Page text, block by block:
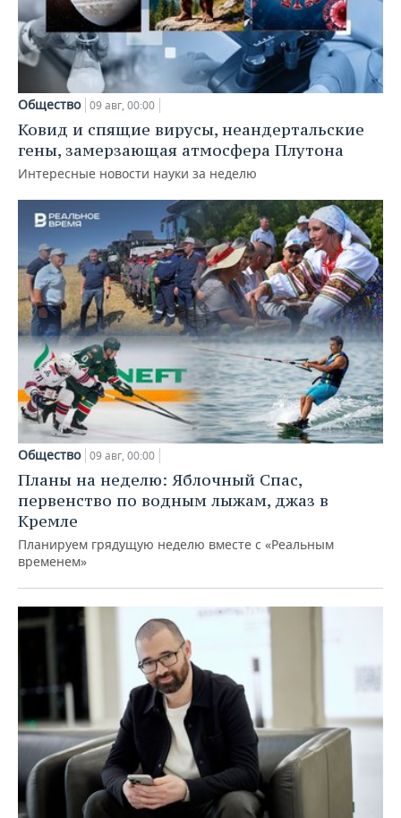
Общество 09 авг, 00:00
Ковид и спящие вирусы, неандертальские
гены, замерзающая атмосфера Плутона
Интересные новости науки за неделю
Общество 09 авг, 00:00
Планы на неделю: Яблочный Спас,
первенство по водным лыжам, джаз в
Кремле
Планируем грядущую неделю вместе с «Реальным
временем»